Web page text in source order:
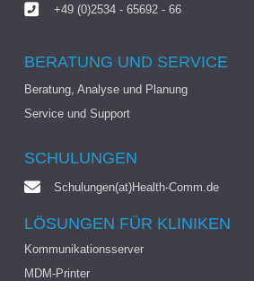
+49 (0)2534 - 65692 - 66
BERATUNG UND SERVICE
Beratung, Analyse und Planung
Service und Support
SCHULUNGEN
Schulungen(at)Health-Comm.de
LÖSUNGEN FÜR KLINIKEN
Kommunikationsserver
MDM-Printer